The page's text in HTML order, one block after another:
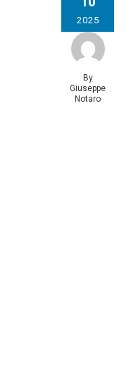
2025
By
Giuseppe
Notaro